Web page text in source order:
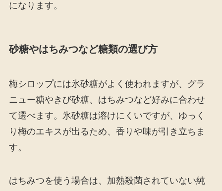
になります。
砂糖やはちみつなど糖類の選び方
梅シロップには氷砂糖がよく使われますが、グラ
ニュー糖やきび砂糖、はちみつなど好みに合わせ
て選べます。氷砂糖は溶けにくいですが、ゆっく
り梅のエキスが出るため、香りや味が引き立ちま
す。
はちみつを使う場合は、加熱殺菌されていない純